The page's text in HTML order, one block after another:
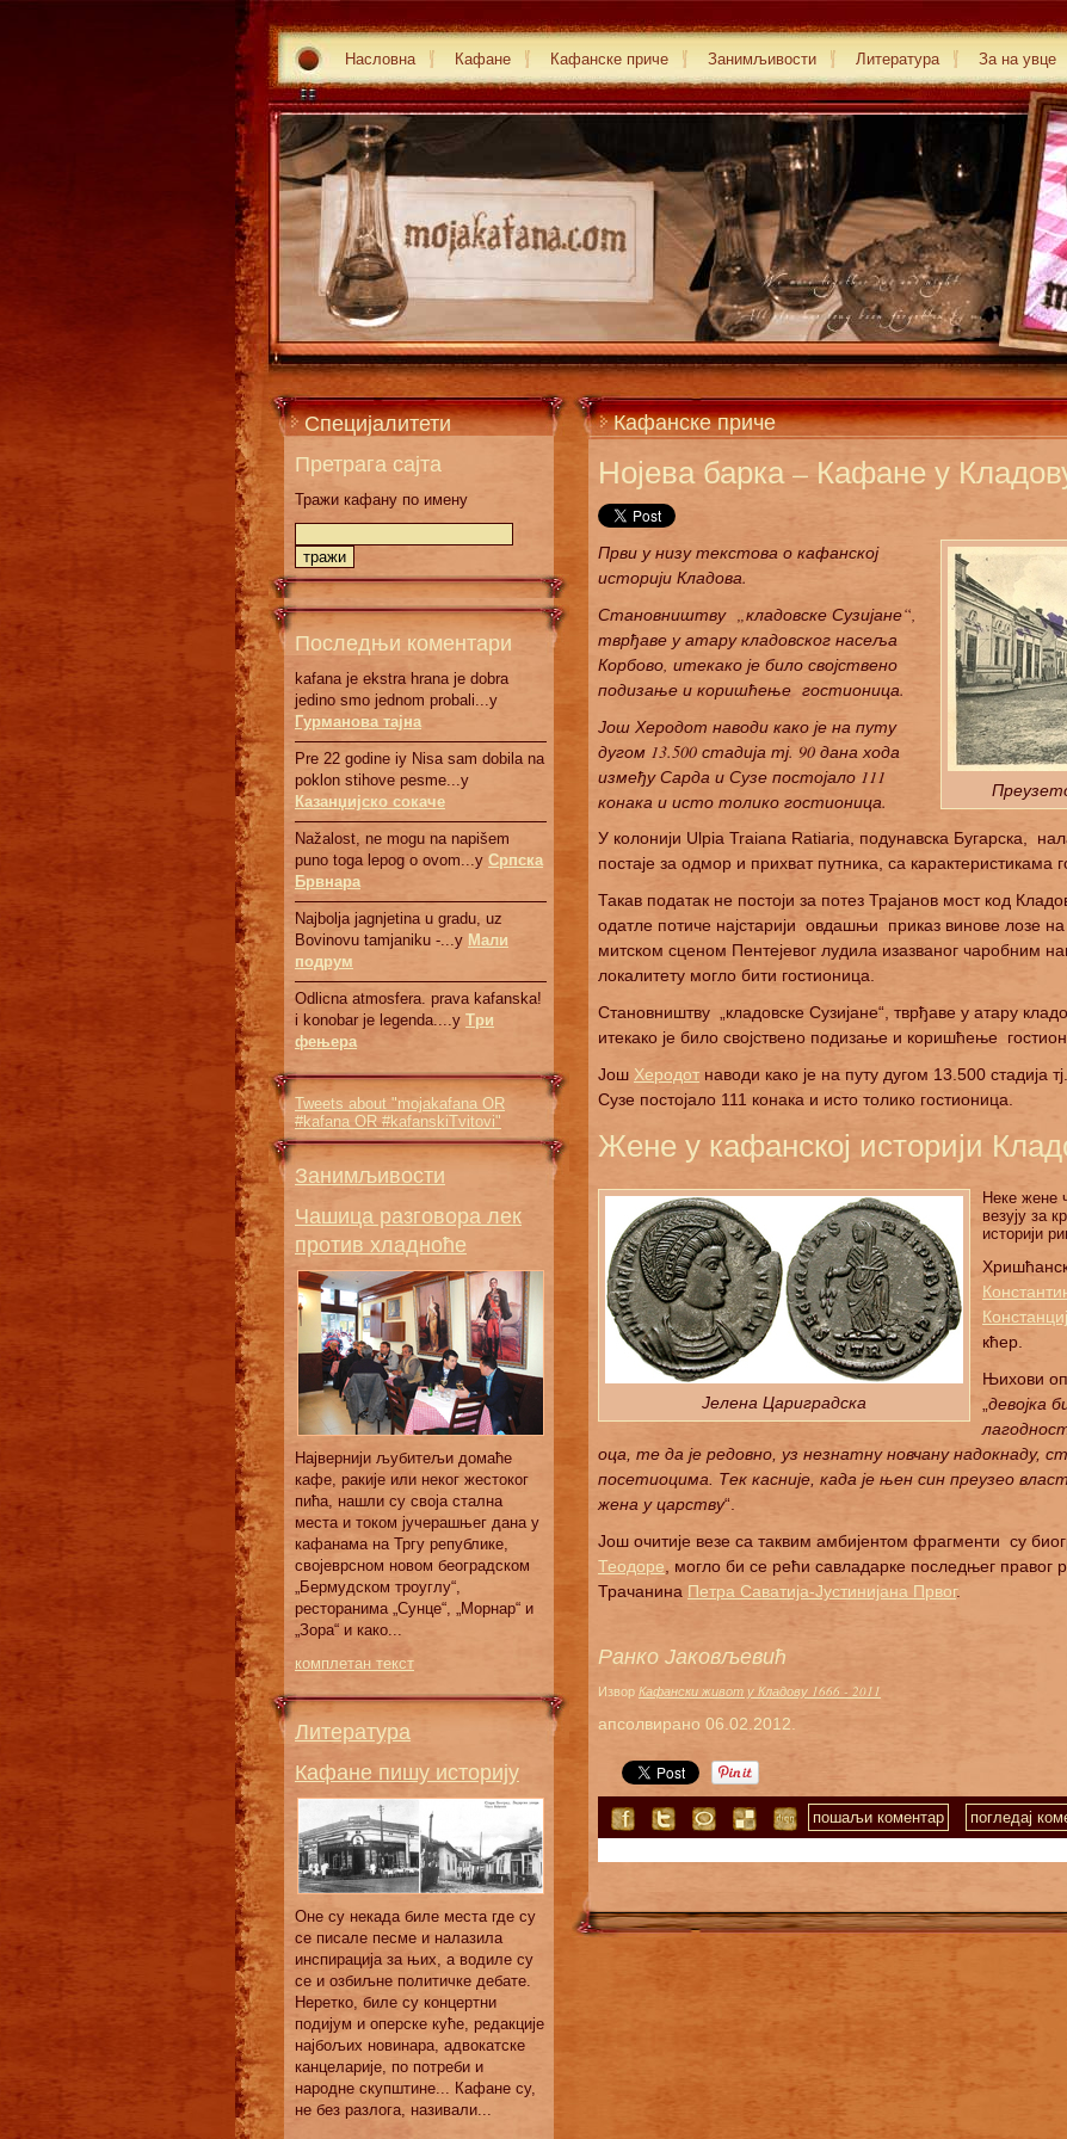
Насловна Кафане Кафанске приче Занимљивости Литература За на увце
Специјалитети
Претрага сајта
Тражи кафану по имену
Последњи коментари
kafana je ekstra hrana je dobra
jedino smo jednom probali...у
Гурманова тајна
Pre 22 godine iy Nisa sam dobila na
poklon stihove pesme...у
Казанџијско сокаче
Nažalost, ne mogu na napišem
puno toga lepog o ovom...у Српскa
Брвнaрa
Najbolja jagnjetina u gradu, uz
Bovinovu tamjaniku -...у Мали
подрум
Odlicna atmosfera. prava kafanska!
i konobar je legenda....у Три
фењера
Tweets about "mojakafana OR
#kafana OR #kafanskiTvitovi"
Занимљивости
Чашица разговора лек
против хладноће
Највернији љубитељи домаће
кафе, ракије или неког жестоког
пића, нашли су своја стална
места и током јучерашњег дана у
кафанама на Тргу републике,
својеврсном новом београдском
„Бермудском троуглу“,
ресторанима „Сунце“, „Морнар“ и
„Зора“ и како...
комплетан текст
Литература
Кафане пишу историју
Оне су некада биле места где су
се писале песме и налазила
инспирација за њих, а водиле су
се и озбиљне политичке дебате.
Неретко, биле су концертни
подијум и оперске куће, редакције
најбољих новинара, адвокатске
канцеларије, по потреби и
народне скупштине... Кафане су,
не без разлога, називали...
Кафанске приче
Нојева барка – Кафане у
Први у низу текстова о кафанској
историји Кладова.
Становништву „кладовске Сузијане“,
тврђаве у атару кладовског насеља
Корбово, итекако је било својствено
подизање и коришћење гостионица.
Још Херодот наводи како је на путу
дугом 13.500 стадија тј. 90 дана хода
између Сарда и Сузе постојало 111
конака и исто толико гостионица.
У колонији Ulpia Traiana Ratiariа, подунавска Бугарска,
постаје за одмор и прихват путника, са карактеристикама
Такав податак не постоји за потез Трајанов мост код
одатле потиче најстарији овдашњи приказ винове лозе
митском сценом Пентејевог лудила изазваног чаробним
локалитету могло бити гостионица.
Становништву „кладовске Сузијане“, тврђаве у атару
итекако је било својствено подизање и коришћење
Још Херодот наводи како је на путу дугом 13.500 стадија
Сузе постојало 111 конака и исто толико гостионица.
Жене у кафанској историји
Јелена Цариградска
Неке жене
везују за
историји
кћер.
Њихови
девојка
оца, те да је редовно, уз незнатну новчану надокнаду,
посетиоцима. Тек касније, када је њен син преузео
жена у царству“.
Још очитије везе са таквим амбијентом фрагменти су
Теодоре , могло би се рећи савладарке последњег правог
Трачанина Петра Саватија-Јустинијана Првог.
Ранко Јаковљевић
Извор Кафански живот у Кладову 1666 - 2011
апсолвирано 06.02.2012.
пошаљи коментар погледај